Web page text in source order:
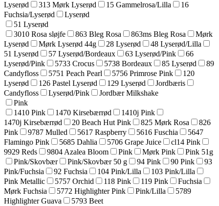
Lyserød
313 Mørk Lyserød 15 Gammelrosa/Lilla
16
Fuchsia/Lyserød
Lyserød
51 Lyserød
3010 Rosa sløjfe
863 Bleg Rosa 863ms Bleg Rosa
Mørk
Lyserød
Mørk Lyserød 44g 28 Lyserød
48 Lyserød/Lilla
51 Lyserød
57 Lyserød/Bordeaux 63 Lyserød/Pink
66
Lyserød/Pink
5733 Crocus 5738 Bordeaux 85 Lyserød
89
Candyfloss
5751 Peach Pearl 5756 Primrose Pink
120
Lyserød
126 Pastel Lyserød 129 Lyserød
Jordbæris
Candyfloss
Lyserød/Pink
Jordbær Milkshake
Pink
1410 Pink
1470 Kirsebærrød
1410j Pink
1470j Kirsebærrød
20 Beach Hut Pink 825 Mørk Rosa
826
Pink
9787 Mulled 5617 Raspberry 5616 Fuschia
5647
Flamingo Pink
5685 Dahlia 5706 Grape Juice
cl14 Pink
9929 Reds
9804 Azalea Bloom Pink Mørk Pink
Pink 51g
Pink/Skovbær
Pink/Skovbær 50 g 94 Pink 90 Pink
93
Pink/Fuchsia
92 Fuchsia 104 Pink/Lilla
103 Pink/Lilla
Pink Metallic
5757 Orchid 118 Pink 119 Pink
Fuchsia
Mørk Fuchsia
5772 Highlighter Pink Pink/Lilla
5789
Highlighter Guava
5793 Beet